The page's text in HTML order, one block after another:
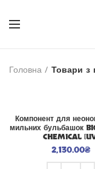
Головна Товари з
Компонент для
мильних бульбашок
CHEMICAL
2,130.00₴